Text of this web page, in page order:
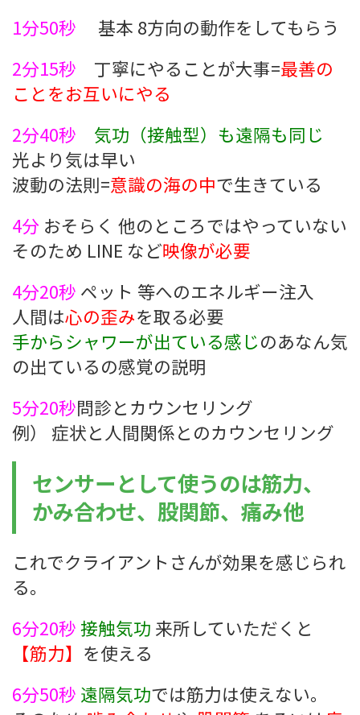
1分50秒
基本 8方向の動作をしてもらう
2分15秒 丁寧にやることが大事=最善の
ことをお互いにやる
2分40秒
気功（接触型）も遠隔も同じ
光より気は早い
波動の法則=意識の海の中で生きている
4分 おそらく 他のところではやっていない
そのため LINE など映像が必要
4分20秒 ペット 等へのエネルギー注入
人間は心の歪みを取る必要
手からシャワーが出ている感じのあなん気
の出ているの感覚の説明
5分20秒問診とカウンセリング
例） 症状と人間関係とのカウンセリング
センサーとして使うのは筋力、
かみ合わせ、股関節、痛み他
これでクライアントさんが効果を感じられ
る。
6分20秒接触気功 来所していただくと
【筋力】 を使える
6分50秒 遠隔気功では筋力は使えない。